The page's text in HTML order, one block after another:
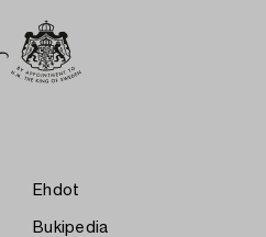
Ehdot
Bukipedia